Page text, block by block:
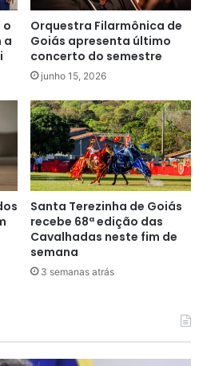
o
a
Orquestra Filarmônica de
Goiás apresenta último
concerto do semestre
junho 15, 2026
Santa Terezinha de Goiás
recebe 68ª edição das
Cavalhadas neste fim de
semana
3 semanas atrás